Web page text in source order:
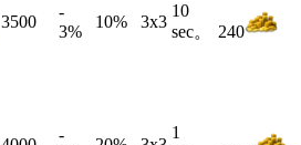
3500
-
3%
10% 3x3
10
sec。
240
-
1